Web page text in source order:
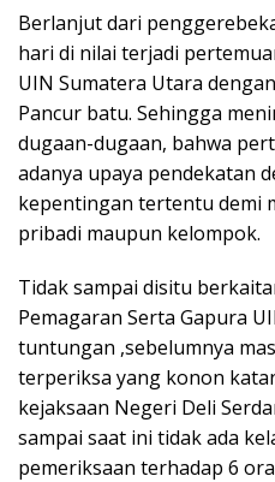
Berlanjut dari
hari di nilai terjadi
UIN Sumatera Utara
Pancur batu. Sehingga
dugaan-dugaan, bahwa
adanya upaya pendekatan
kepentingan tertentu demi
pribadi maupun kelompok.
Tidak sampai disitu
Pemagaran Serta Gapura
tuntungan ,sebelumnya
terperiksa yang konon
kejaksaan Negeri Deli
sampai saat ini tidak ada
pemeriksaan terhadap 6